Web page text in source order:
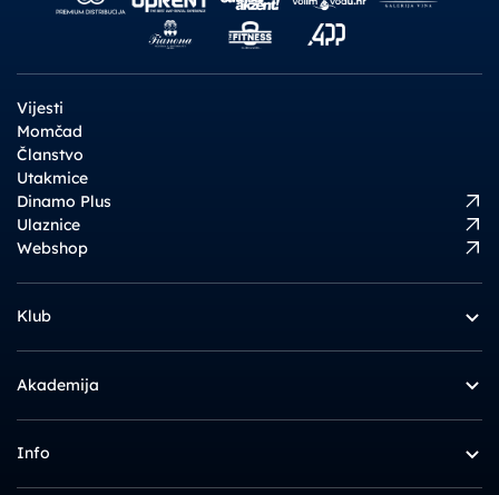
Vijesti
Momčad
Članstvo
Utakmice
Dinamo Plus
Ulaznice
Webshop
Klub
Akademija
Info